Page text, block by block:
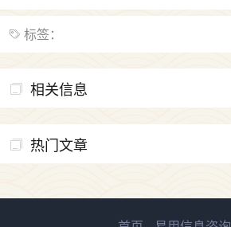
标签：
相关信息
热门文章